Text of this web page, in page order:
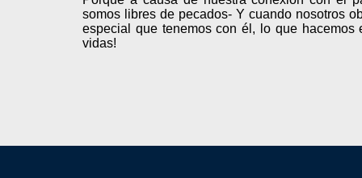
somos libres de pecados- Y cuando nosotros
especial que tenemos con él, lo que hacemos
vidas!